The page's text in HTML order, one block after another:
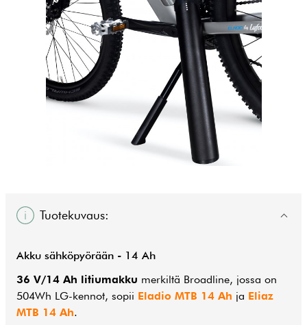
Tuotekuvaus:
Akku sähköpyörään - 14 Ah
36 V/14 Ah litiumakku merkiltä Broadline, jossa on
504Wh LG-kennot, sopii Eladio MTB 14 Ah ja Eliaz
MTB 14 Ah.